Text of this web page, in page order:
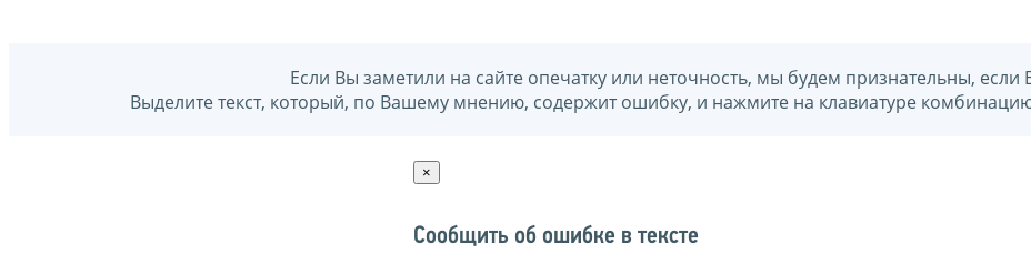
Если Вы заметили на сайте опечатку или неточность, мы будем признательны,
Выделите текст, который, по Вашему мнению, содержит ошибку, и нажмите на клавиатуре
×
Сообщить об ошибке в тексте